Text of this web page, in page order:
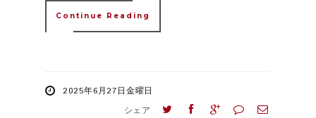
Continue Reading
2025年6月27日金曜日
シェア